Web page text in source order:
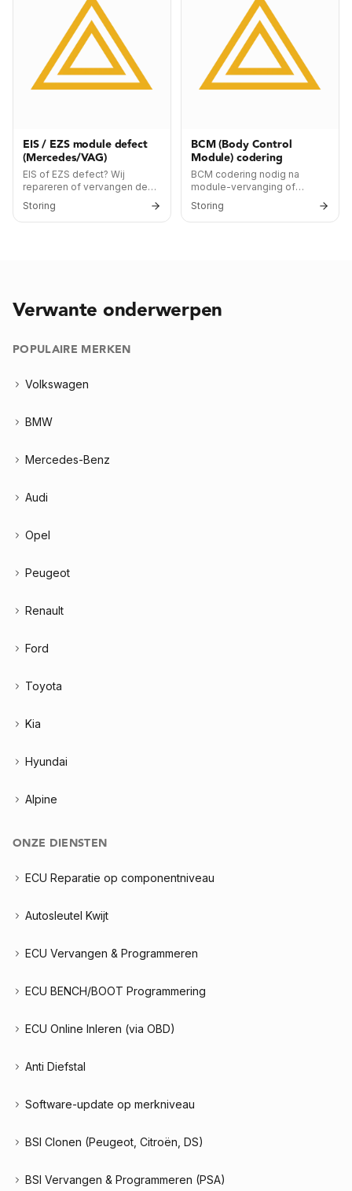
EIS / EZS module defect
(Mercedes/VAG)
EIS of EZS defect? Wij
repareren of vervangen de
module en herprogrammeren
al uw sleutels. Specialiteit
voor Mercedes-Benz, Audi,
Storing
BCM (Body Control
Module) codering
BCM codering nodig na
module-vervanging of
storing? Wij koppelen de
nieuwe BCM aan uw auto en
sleutels met dealer-niveau
Storing
Verwante onderwerpen
POPULAIRE MERKEN
Volkswagen
BMW
Mercedes-Benz
Audi
Opel
Peugeot
Renault
Ford
Toyota
Kia
Hyundai
Alpine
ONZE DIENSTEN
ECU Reparatie op componentniveau
Autosleutel Kwijt
ECU Vervangen & Programmeren
ECU BENCH/BOOT Programmering
ECU Online Inleren (via OBD)
Anti Diefstal
Software-update op merkniveau
BSI Clonen (Peugeot, Citroën, DS)
BSI Vervangen & Programmeren (PSA)